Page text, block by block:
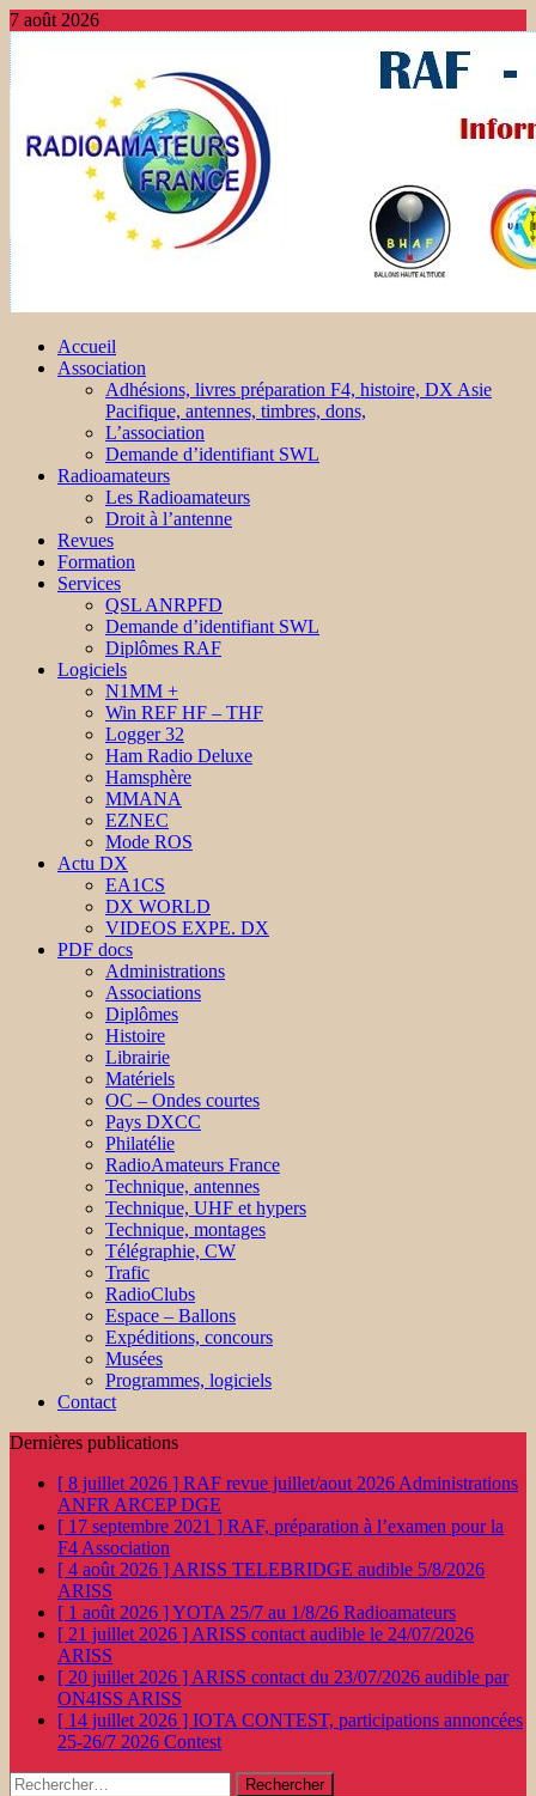
7 août 2026
Accueil
Association
Adhésions, livres préparation F4, histoire, DX Asie
Pacifique, antennes, timbres, dons,
L’association
Demande d’identifiant SWL
Radioamateurs
Les Radioamateurs
Droit à l’antenne
Revues
Formation
Services
QSL ANRPFD
Demande d’identifiant SWL
Diplômes RAF
Logiciels
N1MM +
Win REF HF – THF
Logger 32
Ham Radio Deluxe
Hamsphère
MMANA
EZNEC
Mode ROS
Actu DX
EA1CS
DX WORLD
VIDEOS EXPE. DX
PDF docs
Administrations
Associations
Diplômes
Histoire
Librairie
Matériels
OC – Ondes courtes
Pays DXCC
Philatélie
RadioAmateurs France
Technique, antennes
Technique, UHF et hypers
Technique, montages
Télégraphie, CW
Trafic
RadioClubs
Espace – Ballons
Expéditions, concours
Musées
Programmes, logiciels
Contact
Dernières publications
[ 8 juillet 2026 ] RAF revue juillet/aout 2026 Administrations
ANFR ARCEP DGE
[ 17 septembre 2021 ] RAF, préparation à l’examen pour la
F4 Association
[ 4 août 2026 ] ARISS TELEBRIDGE audible 5/8/2026
ARISS
[ 1 août 2026 ]YOTA 25/7 au 1/8/26 Radioamateurs
[ 21 juillet 2026 ] ARISS contact audible le 24/07/2026
ARISS
[ 20 juillet 2026 ] ARISS contact du 23/07/2026 audible par
ON4ISS ARISS
[ 14 juillet 2026 ] IOTA CONTEST, participations annoncées
25-26/7 2026 Contest
Rechercher :